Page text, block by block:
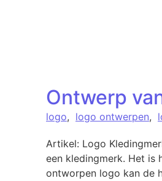
Ontwerp
logo, logo ontwerpen,
Artikel: Logo
een kledingmerk. Het is
ontworpen logo kan de